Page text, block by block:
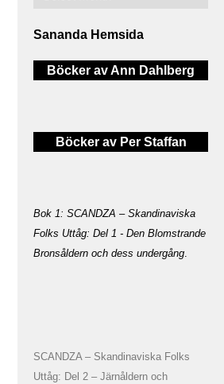
Sananda Hemsida
Böcker av Ann Dahlberg
Böcker av Per Staffan
Bok 1: SCANDZA – Skandinaviska
Folks Uttåg: Del 1 - Den Blomstrande
Bronsåldern och dess undergång.
SCANDZA – Skandinaviska Folks
Uttåg: Del 2 – Järnåldern och